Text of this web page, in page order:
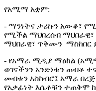
የአሚማ አቋም:
- ማንነትና ታሪኩን አውቆ፣
የሚችል ማህበረሰብ
ማህበራዊ፣ ጥቅሙን ማስከበር
- የአማራ ሚዲያ ማዕከል
ወገናችንን አንድነቱን ጠብቆ
መብቱን አስከብሮ፤ አማራ
የአቃፊነት እሴቶቹን ተጠቅሞ